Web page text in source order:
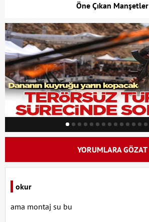
Öne Çıkan Manşetler
YORUMLARA GÖZAT
okur
ama montaj su bu